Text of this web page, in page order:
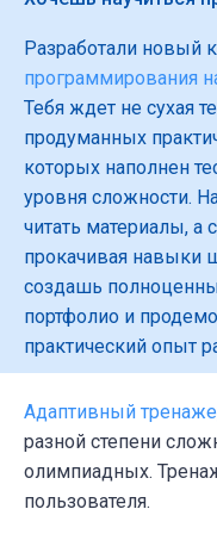
Разработали новый
программирования
Тебя ждет не сухая
продуманных
которых наполнен
уровня сложности.
читать материалы, а
прокачивая навыки
создашь
портфолио и
практический опыт
Адаптивный
разной степени
олимпиадных.
пользователя.